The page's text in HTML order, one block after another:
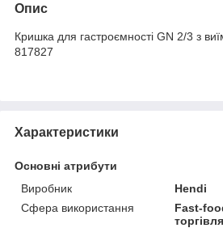
Опис
Кришка для гастроємності GN 2/3 з
817827
Характеристики
Основні атрибути
Виробник
Hendi
Сфера використання
Fast-